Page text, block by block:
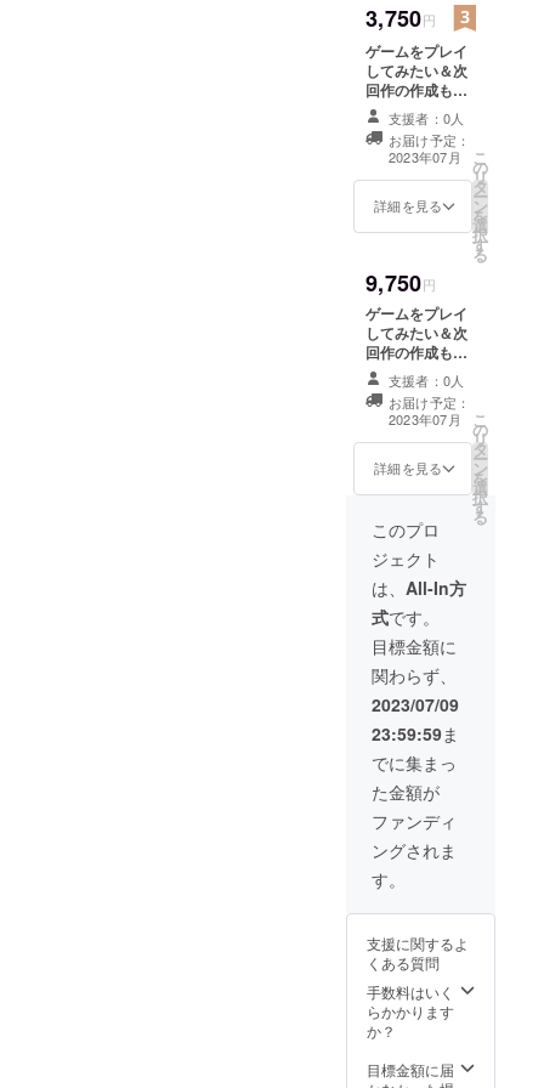
してお名前を記
載（備考欄に記
載したいお名前
のご記入をお願
いします。） 次
回作のモチベー
ションに繋がり
ます！
3,750円
ゲームをプレイ
してみたい＆次
回作の作成も強
く希望される方
向け 今回のプロ
ジェクトにて作
成しているゲー
ムの体験版、完
成版をメールに
としてお名前を
大きく記載（備
考欄に記載した
いお名前のご記
入をお願いしま
す。） 次回作の
モチベーション
に繋がります！
支援者：0人
お届け予定：
2023年07月
詳細を見る
こ
の
リ
タ
ー
ン
を
選
択
す
る
9,750円
ゲームをプレイ
してみたい＆次
回作の作成もと
ても強く希望さ
れる方向け 今回
のプロジェクト
にて作成してい
るゲームの体験
版、完成版を
クレジットにサ
ポーターとして
お名前をより大
きく記載（備考
欄に記載したい
お名前のご記入
をお願いしま
す。） またゲー
ム内にてお名前
を使用させて頂
法はアイテム、
セリフの一部等
こちらで決めさ
せて頂きま
す。） 次回作の
モチベーション
に繋がります！
支援者：0人
お届け予定：
2023年07月
詳細を見る
こ
の
リ
タ
ー
ン
を
選
択
す
る
このプロ
ジェクト
は、 All-In方
式です。
目標金額に
関わらず、
2023/07/09
23:59:59ま
でに集まっ
た金額が
ファンディ
ングされま
す。
支援に関するよ
くある質問
手数料はいく
らかかります
か？
目標金額に届